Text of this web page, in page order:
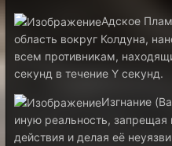
Адское
область вокруг Колдуна,
всем противникам,
секунд в течение Y секунд.
Изгнание
иную реальность, запрещая
действия и делая её